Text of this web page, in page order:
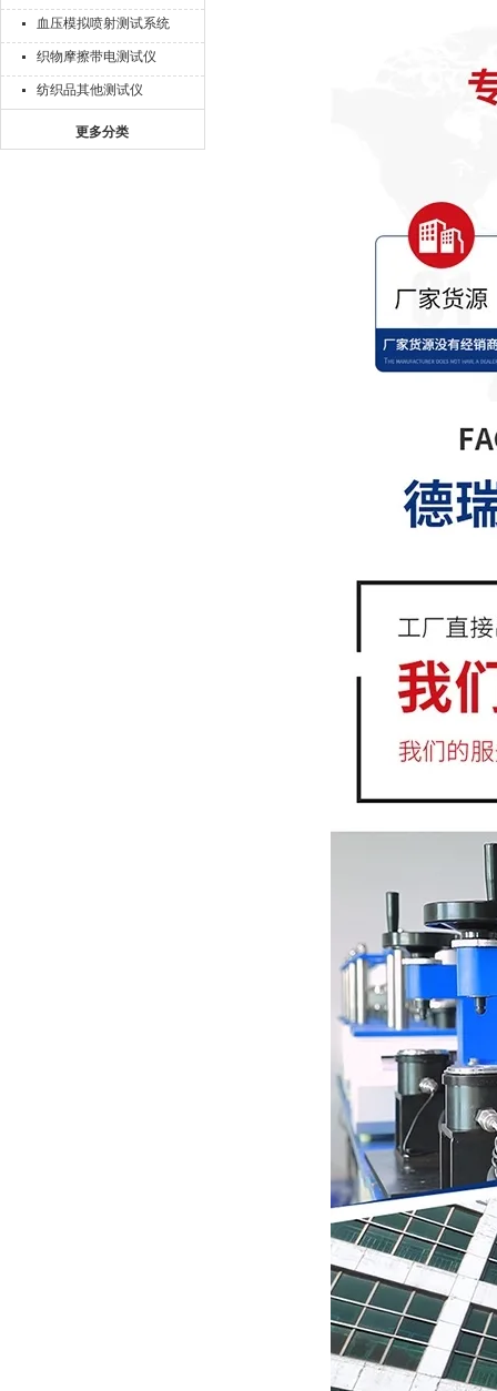
血压模拟喷射测试系统
织物摩擦带电测试仪
纺织品其他测试仪
更多分类